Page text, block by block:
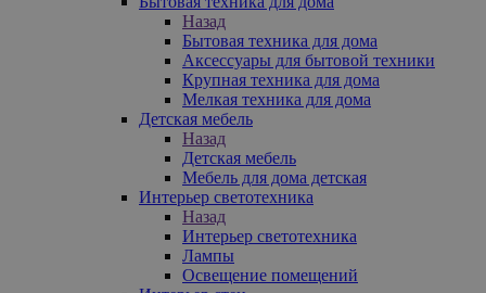
Назад
Бытовая техника для дома
Аксессуары для бытовой техники
Крупная техника для дома
Мелкая техника для дома
Детская мебель
Назад
Детская мебель
Мебель для дома детская
Интерьер светотехника
Назад
Интерьер светотехника
Лампы
Освещение помещений